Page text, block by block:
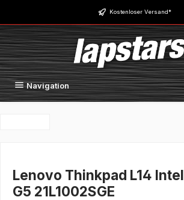
Zum Hauptinhalt springen Kostenloser Versand*
Navigation
Lenovo Thinkpad L14 Intel
G5 21L1002SGE